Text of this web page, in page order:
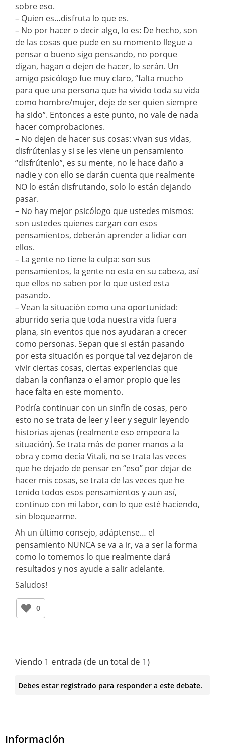
sobre eso.
– Quien es…disfruta lo que es.
– No por hacer o decir algo, lo es: De hecho, son
de las cosas que pude en su momento llegue a
pensar o bueno sigo pensando, no porque
digan, hagan o dejen de hacer, lo serán. Un
amigo psicólogo fue muy claro, “falta mucho
para que una persona que ha vivido toda su vida
como hombre/mujer, deje de ser quien siempre
ha sido”. Entonces a este punto, no vale de nada
hacer comprobaciones.
– No dejen de hacer sus cosas: vivan sus vidas,
disfrútenlas y si se les viene un pensamiento
“disfrútenlo”, es su mente, no le hace daño a
nadie y con ello se darán cuenta que realmente
NO lo están disfrutando, solo lo están dejando
pasar.
– No hay mejor psicólogo que ustedes mismos:
son ustedes quienes cargan con esos
pensamientos, deberán aprender a lidiar con
ellos.
– La gente no tiene la culpa: son sus
pensamientos, la gente no esta en su cabeza, así
que ellos no saben por lo que usted esta
pasando.
– Vean la situación como una oportunidad:
aburrido seria que toda nuestra vida fuera
plana, sin eventos que nos ayudaran a crecer
como personas. Sepan que si están pasando
por esta situación es porque tal vez dejaron de
vivir ciertas cosas, ciertas experiencias que
daban la confianza o el amor propio que les
hace falta en este momento.
Podría continuar con un sinfín de cosas, pero
esto no se trata de leer y leer y seguir leyendo
historias ajenas (realmente eso empeora la
situación). Se trata más de poner manos a la
obra y como decía Vitali, no se trata las veces
que he dejado de pensar en “eso” por dejar de
hacer mis cosas, se trata de las veces que he
tenido todos esos pensamientos y aun así,
continuo con mi labor, con lo que esté haciendo,
sin bloquearme.
Ah un último consejo, adáptense… el
pensamiento NUNCA se va a ir, va a ser la forma
como lo tomemos lo que realmente dará
resultados y nos ayude a salir adelante.
Saludos!
0
Viendo 1 entrada (de un total de 1)
Debes estar registrado para responder a este debate.
Información